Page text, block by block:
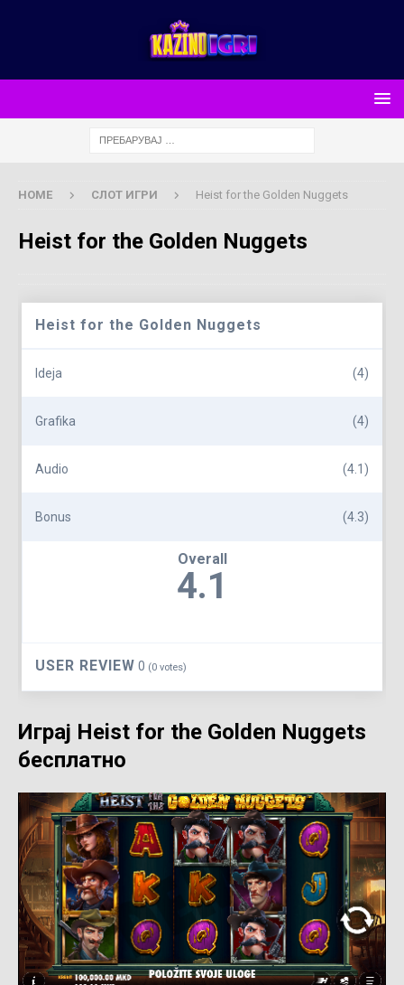
HOME СЛОТ ИГРИ Heist for the Golden Nuggets
Heist for the Golden Nuggets
Heist for the Golden Nuggets
Ideja (4)
Grafika (4)
Audio (4.1)
Bonus (4.3)
Overall
4.1
USER REVIEW 0 (0 votes)
Играј Heist for the Golden Nuggets
бесплатно